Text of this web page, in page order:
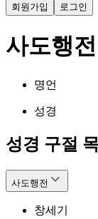
회원가입 로그인
사도행
명언
성경
성경 구절
사도행전
창세기